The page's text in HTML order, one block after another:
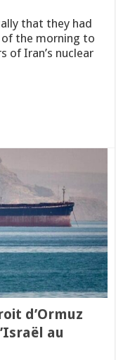
that they had
of the morning to
of Iran’s nuclear
d’Ormuz
au